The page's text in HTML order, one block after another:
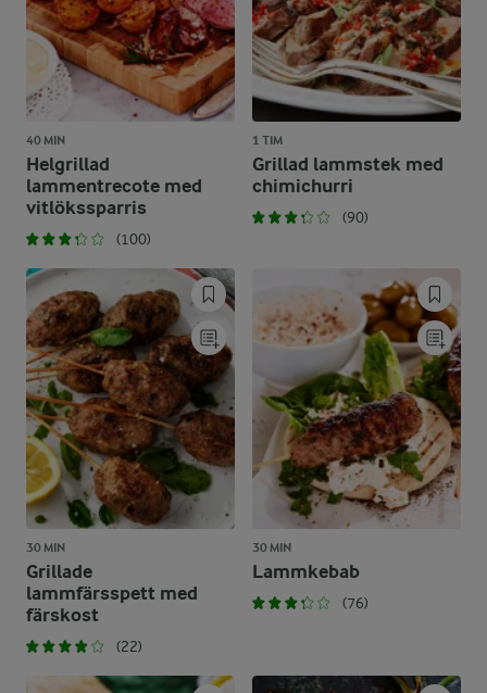
40 MIN
Helgrillad
lammentrecote med
vitlökssparris
(100)
1 TIM
Grillad lammstek med
chimichurri
(90)
30 MIN
Grillade
lammfärsspett med
färskost
(22)
30 MIN
Lammkebab
(76)